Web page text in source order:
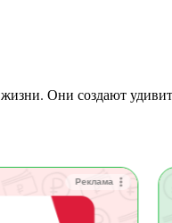
Реклама